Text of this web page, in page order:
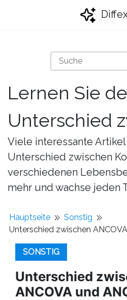
Lernen Sie
Unterschied
Viele interessante
Unterschied zwischen
verschiedenen
mehr und wachse jeden
Hauptseite
Sonstig
Unterschied zwischen
SONSTIG
Unterschied
ANCOVA und